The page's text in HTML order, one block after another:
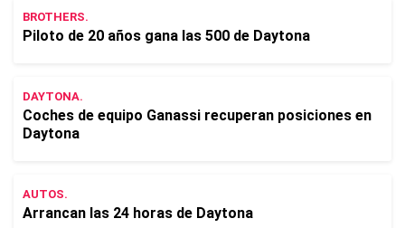
BROTHERS.
Piloto de 20 años gana las 500 de Daytona
DAYTONA.
Coches de equipo Ganassi recuperan posiciones en
Daytona
AUTOS.
Arrancan las 24 horas de Daytona